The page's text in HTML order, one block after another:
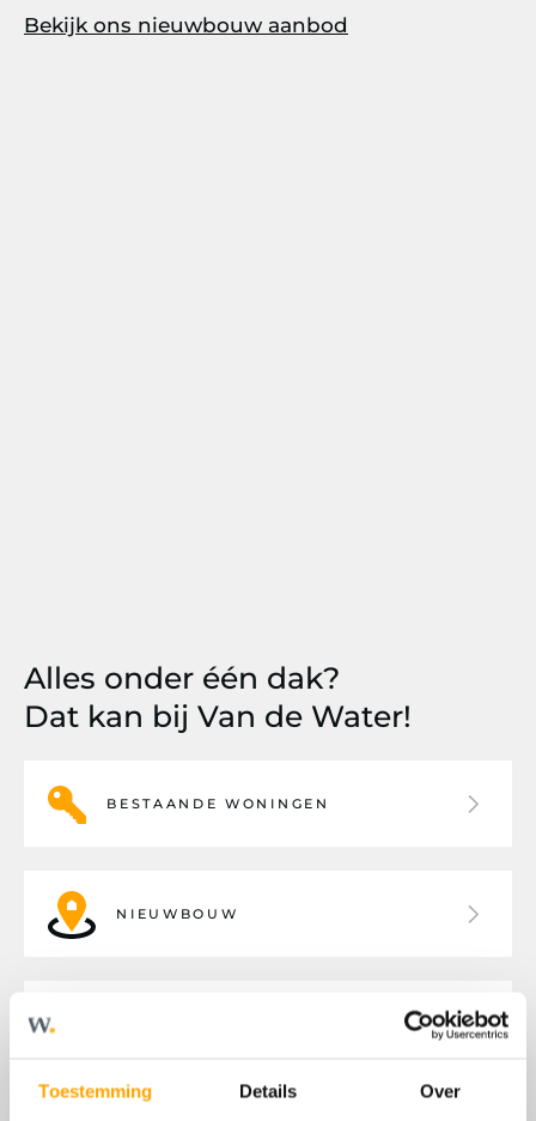
Toestemming Details Over
Bekijk ons nieuwbouw aanbod
Alles onder één dak?
Dat kan bij Van de Water!
BESTAANDE WONINGEN
NIEUWBOUW